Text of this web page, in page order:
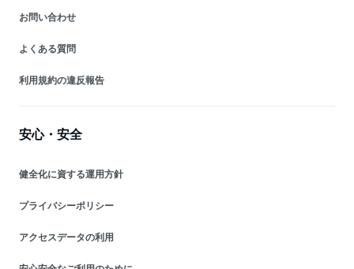
お問い合わせ
よくある質問
利用規約の違反報告
安心・安全
健全化に資する運用方針
プライバシーポリシー
アクセスデータの利用